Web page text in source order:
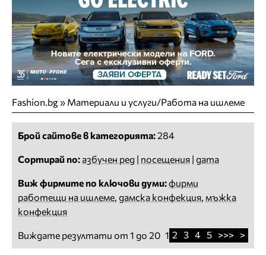
Fashion.bg» Материали и услуги/Работа на ишлеме
Брой сайтове в категорията:284
Сортирай по: азбучен ред | посещения | дата
Виж фирмите по ключови думи:фирми
работещи на ишлеме, дамска конфекция, мъжка
конфекция
Виждате резултати от 1 до 20 1 2 3 4 5 >>> >